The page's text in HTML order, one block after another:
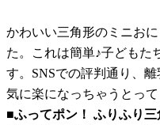
かわいい三角形のミニお
た。これは簡単♪子どもた
す。SNSでの評判通り、
気に楽になっちゃうとっ
■ふってポン！ ふりふり三